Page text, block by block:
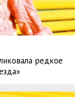
редкое